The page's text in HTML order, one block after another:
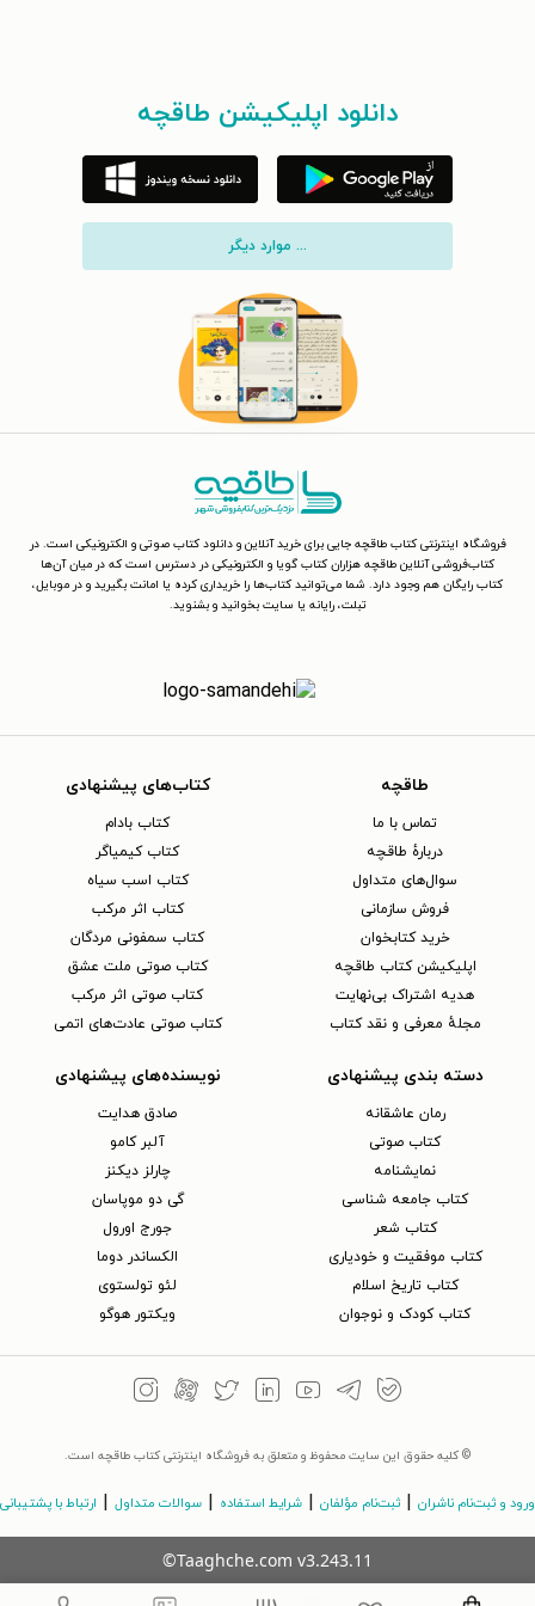
دانلود اپلیکیشن طاقچه
... موارد دیگر
فروشگاه اینترنتی کتاب طاقچه جایی برای خرید آنلاین و دانلود کتاب صوتی و الکترونیکی است. در
کتاب‌فروشی آنلاین طاقچه هزاران کتاب گویا و الکترونیکی در دسترس است که در میان آن‌ها
کتاب رایگان هم وجود دارد. شما می‌توانید کتاب‌ها را خریداری کرده یا امانت بگیرید و در موبایل،
تبلت، رایانه یا سایت بخوانید و بشنوید.
طاقچه
تماس با ما
دربارهٔ طاقچه
سوال‌های متداول
فروش سازمانی
خرید کتابخوان
اپلیکیشن کتاب طاقچه
هدیه اشتراک بی‌نهایت
مجلهٔ معرفی و نقد کتاب
کتاب‌های پیشنهادی
کتاب بادام
کتاب کیمیاگر
کتاب اسب سیاه
کتاب اثر مرکب
کتاب سمفونی مردگان
کتاب صوتی ملت عشق
کتاب صوتی اثر مرکب
کتاب صوتی عادت‌های اتمی
دسته بندی پیشنهادی
رمان عاشقانه
کتاب‌ صوتی
نمایشنامه
کتاب جامعه شناسی
کتاب شعر
کتاب موفقیت و خودیاری
کتاب تاریخ اسلام
کتاب کودک و نوجوان
نویسنده‌های پیشنهادی
صادق هدایت
آلبر کامو
چارلز دیکنز
گی دو موپاسان
جورج اورول
الکساندر دوما
لئو تولستوی
ویکتور هوگو
© کلیه حقوق این سایت محفوظ و متعلق به فروشگاه اینترنتی کتاب طاقچه است.
ورود و ثبت‌نام ناشران | ثبت‌نام مؤلفان | شرایط استفاده | سوالات متداول | ارتباط با پشتیبانی
©Taaghche.com v3.243.11